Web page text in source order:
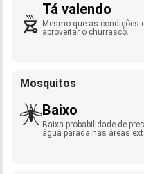
Tá valendo
Mesmo que as condições
aproveitar o churrasco.
Mosquitos
Baixo
Baixa probabilidade de
água parada nas áreas